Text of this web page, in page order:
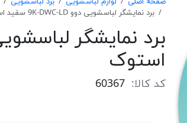
برد نمايشگر لباسشويی دوو 9K-DWC-LD سفيد استوک
استوک
کد کالا: 60367